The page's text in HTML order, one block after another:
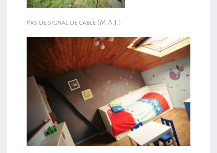
Pas de signal de cable (M.A.J.)